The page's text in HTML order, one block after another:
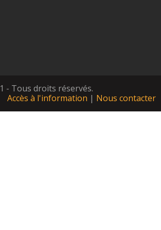
- Tous droits réservés.
Accès à l'information | Nous contacter